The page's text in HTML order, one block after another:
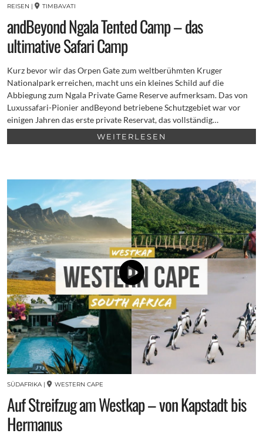
REISEN | TIMBAVATI
andBeyond Ngala Tented Camp – das
ultimative Safari Camp
Kurz bevor wir das Orpen Gate zum weltberühmten Kruger
Nationalpark erreichen, macht uns ein kleines Schild auf die
Abbiegung zum Ngala Private Game Reserve aufmerksam. Das von
Luxussafari-Pionier andBeyond betriebene Schutzgebiet war vor
einigen Jahren das erste private Reservat, das vollständig…
WEITERLESEN
SÜDAFRIKA | WESTERN CAPE
Auf Streifzug am Westkap – von Kapstadt bis
Hermanus